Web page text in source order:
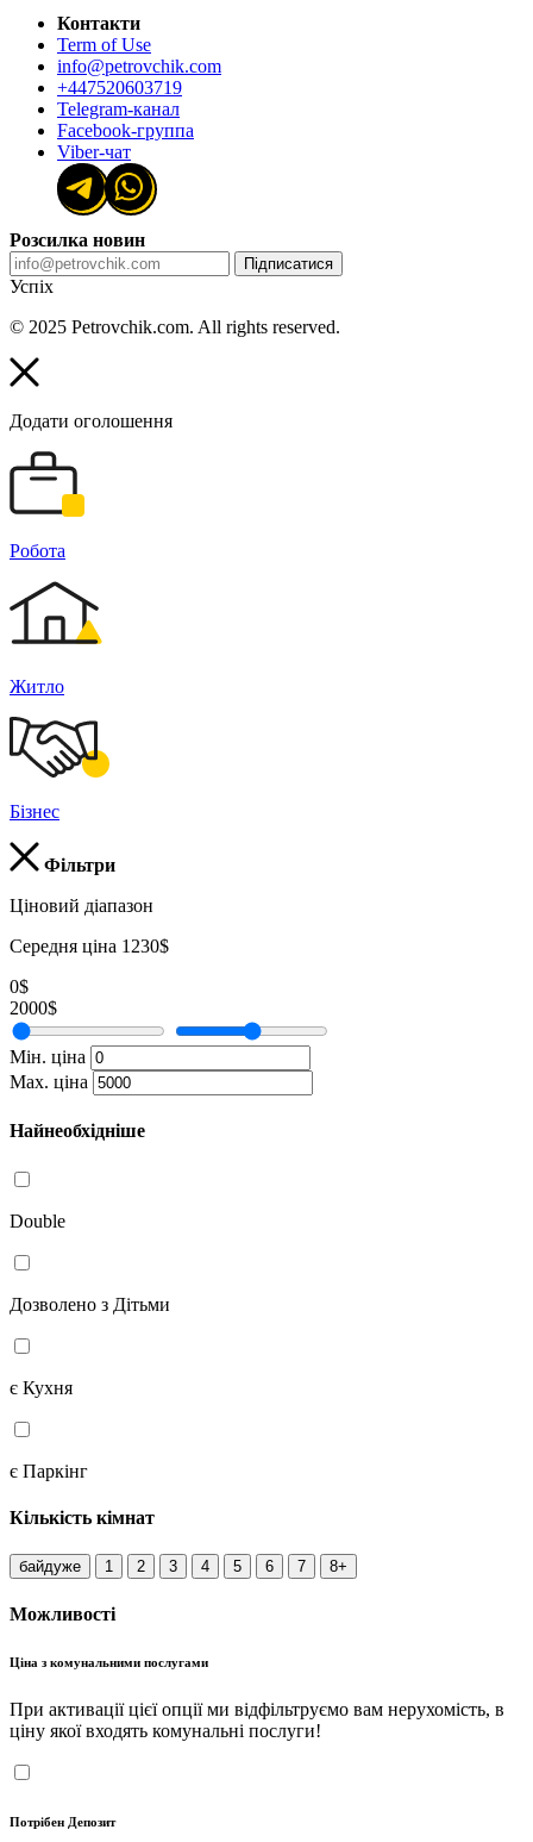
Контакти
Term of Use
info@petrovchik.com
+447520603719
Telegram-канал
Facebook-группа
Viber-чат
Розсилка новин
Підписатися
Успіх
© 2025 Petrovchik.com. All rights reserved.
Додати оголошення
Робота
Житло
Бізнес
Фільтри
Ціновий діапазон
Середня ціна 1230$
0$
2000$
Мін. ціна
Мах. ціна
Найнеобхідніше
Double
Дозволено з Дітьми
є Кухня
є Паркінг
Кількість кімнат
байдуже 1 2 3 4 5 6 7 8+
Можливості
Ціна з комунальними послугами
При активації цієї опції ми відфільтруємо вам нерухомість, в
ціну якої входять комунальні послуги!
Потрібен Депозит